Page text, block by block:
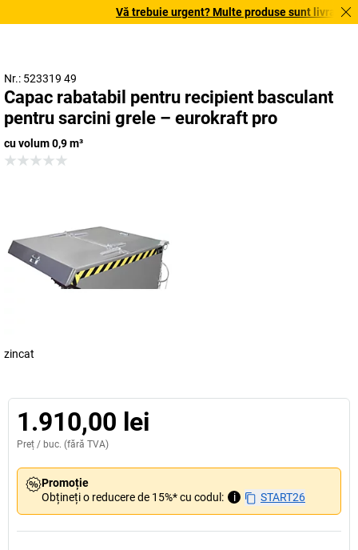
Vă trebuie urgent? Multe produse sunt livrate în
Nr.: 523319 49
Capac rabatabil pentru recipient basculant
pentru sarcini grele – eurokraft pro
cu volum 0,9 m³
zincat
1.910,00 lei
Preț / buc. (fără TVA)
Promoție
Obțineți o reducere de 15%* cu codul:
i START26